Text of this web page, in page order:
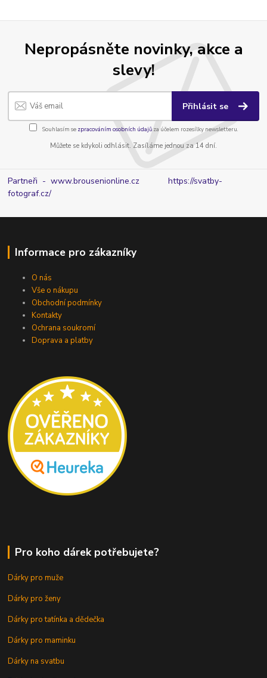
Nepropásněte novinky, akce a
slevy!
Přihlásit se
Souhlasím se zpracováním osobních údajůza účelem rozesílky newsletteru.
Můžete se kdykoli odhlásit. Zasíláme jednou za 14 dní.
Partneři - www.brousenionline.czhttps://svatby-
fotograf.cz/
Informace pro zákazníky
O nás
Vše o nákupu
Obchodní podmínky
Kontakty
Ochrana soukromí
Doprava a platby
Pro koho dárek potřebujete?
Dárky pro muže
Dárky pro ženy
Dárky pro tatínka a dědečka
Dárky pro maminku
Dárky na svatbu